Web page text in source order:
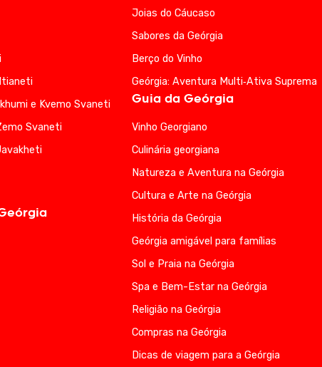
e Kvemo Svaneti
Svaneti
Joias do Cáucaso
Sabores da Geórgia
Berço do Vinho
Geórgia: Aventura Multi‑Ativa Suprema
Guia da Geórgia
Vinho Georgiano
Culinária georgiana
Natureza e Aventura na Geórgia
Cultura e Arte na Geórgia
História da Geórgia
Geórgia amigável para famílias
Sol e Praia na Geórgia
Spa e Bem-Estar na Geórgia
Religião na Geórgia
Compras na Geórgia
Dicas de viagem para a Geórgia